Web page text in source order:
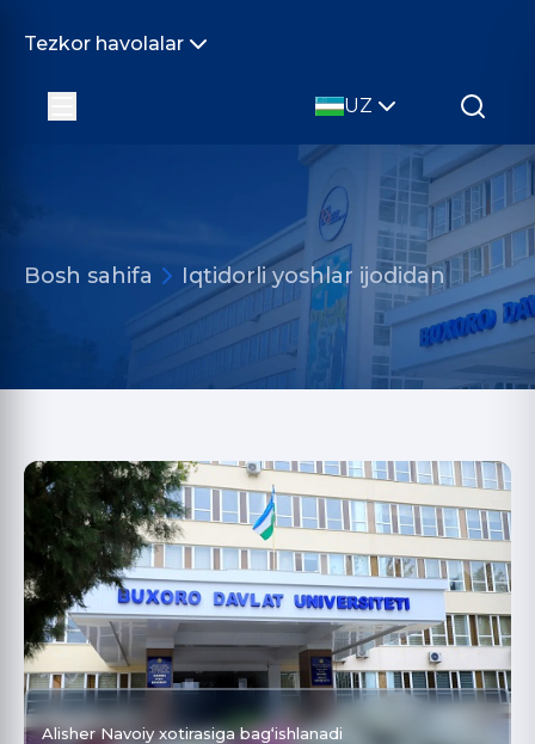
Tezkor havolalar
UZ
Bosh sahifa Iqtidorli yoshlar ijodidan
Alisher Navoiy xotirasiga bag‘ishlanadi